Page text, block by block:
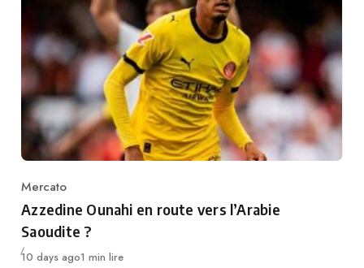
Category
Mercato
Azzedine Ounahi en route vers l’Arabie
Saoudite ?
Publié
10 days ago1 min lire